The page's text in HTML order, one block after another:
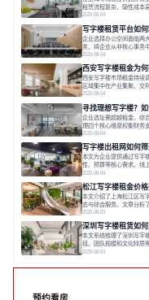
租赁流程复杂、隐性成本
为例，其提供从空间到生
业应明确自身需求，实地
空间，对于企业行政负责
2026-08-04
写字楼租赁平台如
企业选择办公空间面临两
务，将企业从非核心事务
接；签约后则需构建覆盖
与个性化运营结合，以全
力转变。在为企业寻找办
2026-08-04
西安写字楼租金为
西安写字楼市场租金持续
区域集中在产业集聚、交
性与员工体验，倾向于提
长，推动市场向多元化、
一现象引发了的广泛关注
2026-08-04
寻找理想写字楼？
企业选址需超越租金，综
理四个核心维度权衡财务
套服务及社群资源赋能业
言，寻找一处合适的办公
更直接影响着企业的品牌
2026-08-04
写字楼出租网如何筛
本文为企业提供通过写字
性、预算等核心需求。线
区产业生态与交通区位价
进行线下实地验证，核对
数字化时代，写字楼出租
2026-08-04
松江写字楼租金价格
本文介绍了上海松江区写
态与综合服务。文章分析
空间。之后，以德必集团
求与长期价值，选择匹配
解该区域的写字楼市场概
2026-08-03
深圳写字楼租赁如
本文系统梳理了深圳写字
段、团队规模和文化特质
新活力强，前海具政策优
款。选址是综合性战略决
2026-08-03
预约看房